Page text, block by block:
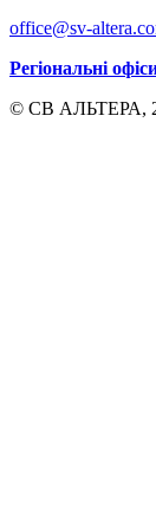
office@sv-
Регіональні
© СВ АЛЬТЕРА,